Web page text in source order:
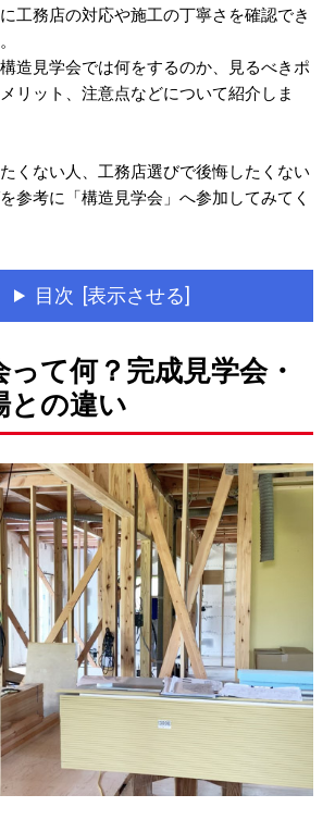
工務店の対応や施工の丁寧さを確認でき
造見学会では何をするのか、見るべきポ
リット、注意点などについて紹介しま
くない人、工務店選びで後悔したくない
参考に「構造見学会」へ参加してみてく
目次 [表示させる]
て何？完成見学会・
との違い